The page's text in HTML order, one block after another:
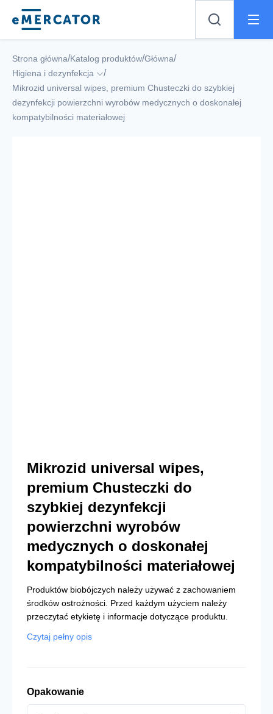
Mercator
Strona główna/Katalog produktów/Główna/
Higiena i dezynfekcja /
Mikrozid universal wipes, premium Chusteczki do szybkiej
dezynfekcji powierzchni wyrobów medycznych o doskonałej
kompatybilności materiałowej
Mikrozid universal wipes,
premium Chusteczki do
szybkiej dezynfekcji
powierzchni wyrobów
medycznych o doskonałej
kompatybilności materiałowej
Produktów biobójczych należy używać z zachowaniem
środków ostrożności. Przed każdym użyciem należy
przeczytać etykietę i informacje dotyczące produktu.
Czytaj pełny opis
Opakowanie